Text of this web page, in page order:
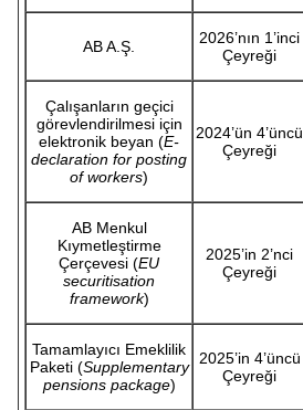
AB A.Ş.
2026’nın 1’inci
Çeyreği
Çalışanların geçici
görevlendirilmesi için
elektronik beyan (E-
declaration for posting
of workers)
2024’ün 4’üncü
Çeyreği
AB Menkul
Kıymetleştirme
Çerçevesi (EU
securitisation
framework)
2025’in 2’nci
Çeyreği
Tamamlayıcı Emeklilik
Paketi (Supplementary
pensions package)
2025’in 4’üncü
Çeyreği